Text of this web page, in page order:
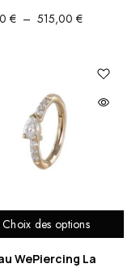
€ – 515,00 €PLAGE
380,00 €
Choix des options
WePiercing La